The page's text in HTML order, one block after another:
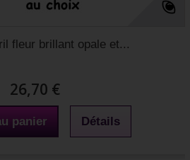
fleur brillant opale et...
26,70 €
panier Détails